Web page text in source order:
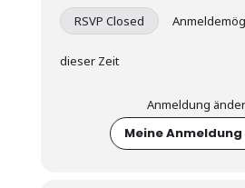
RSVP Closed
dieser Zeit
Anmeldung
Meine